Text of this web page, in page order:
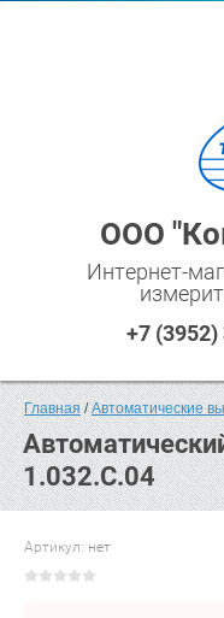
ООО
Интернет-
+7 (3952)
Главная / Автоматические
1.032.C.04
Артикул: нет